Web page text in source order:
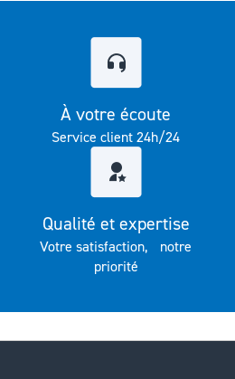
À votre écoute
Service client 24h/24
Qualité et expertise
Votre satisfaction, notre
priorité